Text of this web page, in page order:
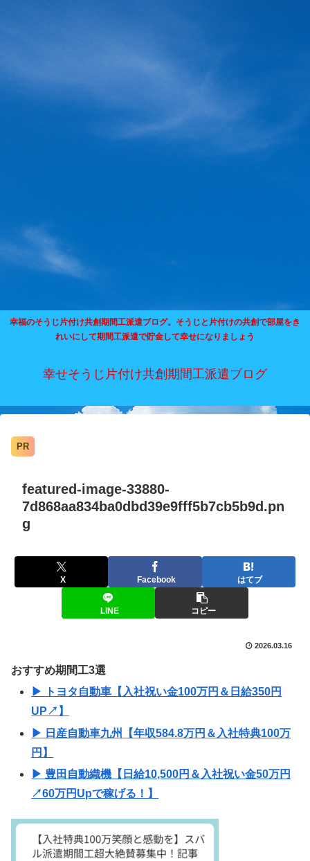
幸福のそうじ片付け共創期間工派遣ブログ。そうじと片付けの共創で部屋をき
れいにして期間工派遣で貯金して幸せになりましょう
幸せそうじ片付け共創期間工派遣ブログ
PR
featured-image-33880-
7d868aa834ba0dbd39e9fff5b7cb5b9d.pn
g
X Facebook はてブ
LINE コピー
2026.03.16
おすすめ期間工3選
▶ トヨタ自動車【入社祝い金100万円＆日給350円
UP↗】
▶ 日産自動車九州【年収584.8万円＆入社特典100万
円】
▶ 豊田自動織機【日給10,500円＆入社祝い金50万円
↗60万円Upで稼げる！】